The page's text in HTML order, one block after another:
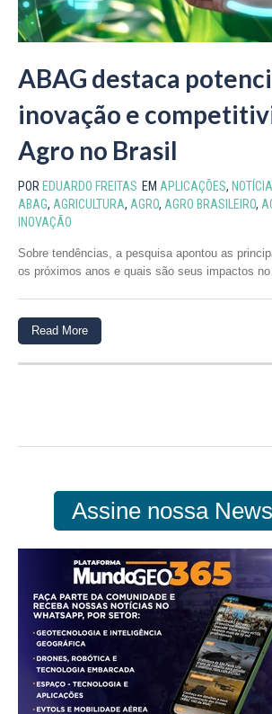
ABAG destaca
inovação e
Agro no Brasil
POR EDUARDO FREITAS EM APLICAÇÕES,
ABAG, AGRICULTURA, AGRO, AGRO BRASILEIRO,
INOVAÇÃO
Sobre tendências, a pesquisa apontou as
os próximos anos e quais são seus impactos
Read More
Assine nossa